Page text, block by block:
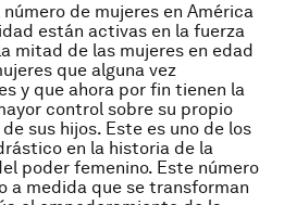
de mujeres en América
están activas en la fuerza
mitad de las mujeres en edad
que alguna vez
y que ahora por fin tienen la
control sobre su propio
sus hijos. Este es uno de los
en la historia de la
poder femenino. Este número
a medida que se transforman